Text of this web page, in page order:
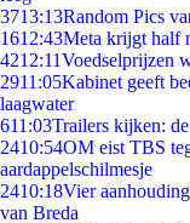
3713:13Random Pics
1612:43Meta krijgt half
4212:11Voedselprijzen
2911:05Kabinet geeft
laagwater
611:03Trailers kijken:
2410:54OM eist TBS
aardappelschilmesje
2410:18Vier
van Breda